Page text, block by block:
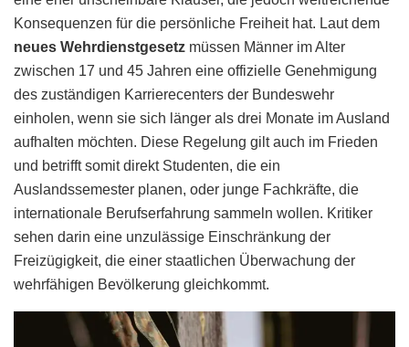
Konsequenzen für die persönliche Freiheit hat. Laut dem
neues Wehrdienstgesetz müssen Männer im Alter
zwischen 17 und 45 Jahren eine offizielle Genehmigung
des zuständigen Karrierecenters der Bundeswehr
einholen, wenn sie sich länger als drei Monate im Ausland
aufhalten möchten. Diese Regelung gilt auch im Frieden
und betrifft somit direkt Studenten, die ein
Auslandssemester planen, oder junge Fachkräfte, die
internationale Berufserfahrung sammeln wollen. Kritiker
sehen darin eine unzulässige Einschränkung der
Freizügigkeit, die einer staatlichen Überwachung der
wehrfähigen Bevölkerung gleichkommt.